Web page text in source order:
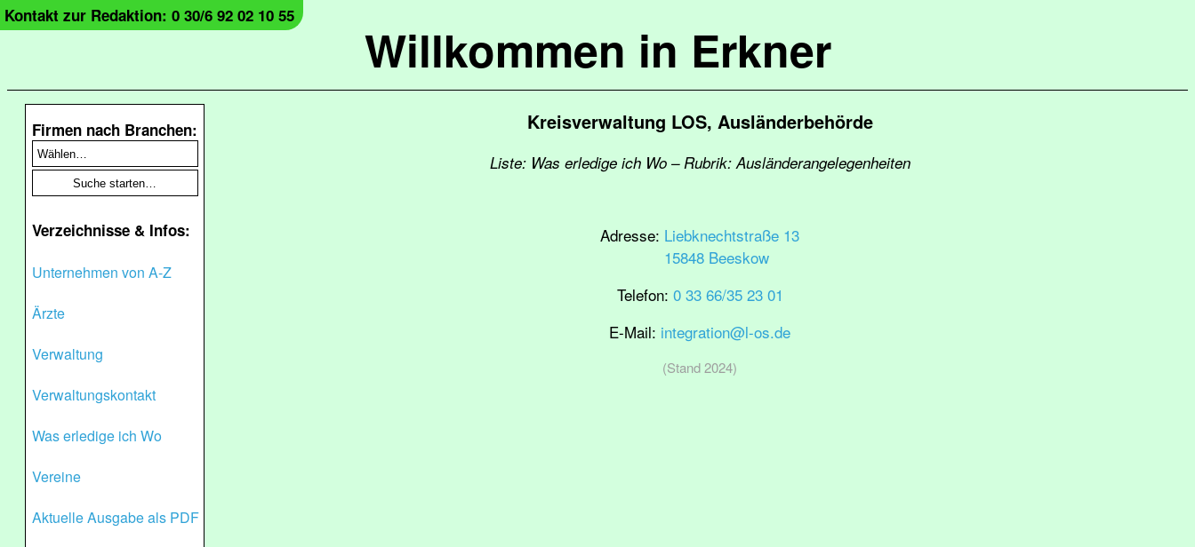
Willkommen in Erkner
Kontakt zur Redaktion: 0 30/6 92 02 10 55
Firmen nach Branchen:
Verzeichnisse & Infos:
Unternehmen von A-Z
Ärzte
Verwaltung
Verwaltungskontakt
Was erledige ich Wo
Vereine
Aktuelle Ausgabe als PDF
Kreisverwaltung LOS, Ausländerbehörde
Liste: Was erledige ich Wo – Rubrik: Ausländerangelegenheiten
Adresse: Liebknechtstraße 13
15848 Beeskow
Telefon: 0 33 66/35 23 01
E-Mail: integration@l-os.de
(Stand 2024)